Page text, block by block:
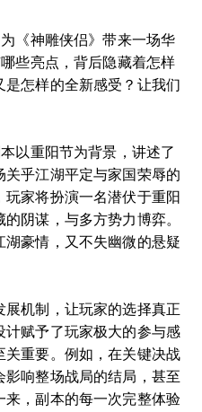
《神雕侠侣》带来一场华
些亮点，背后隐藏着怎样
怎样的全新感受？让我们
以重阳节为背景，讲述了
乎江湖平定与家国荣辱的
家将扮演一名潜伏于重阳
阴谋，与多方势力博弈。
豪情，又不失幽微的悬疑
机制，让玩家的选择真正
赋予了玩家极大的参与感
重要。例如，在关键决战
响整场战局的结局，甚至
，副本的每一次完整体验